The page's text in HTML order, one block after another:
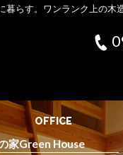
暮らす。ワンランク上の木
OFFICE
家Green House